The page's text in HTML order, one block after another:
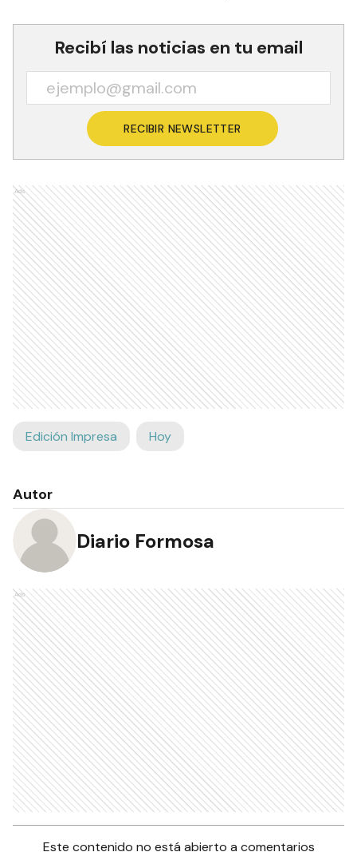
Recibí las noticias en tu email
RECIBIR NEWSLETTER
Ads
Edición Impresa Hoy
Autor
Diario Formosa
Ads
Este contenido no está abierto a comentarios